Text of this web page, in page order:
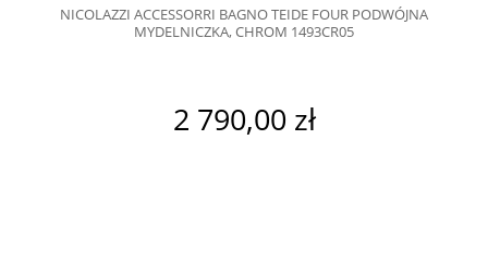
NICOLAZZI ACCESSORRI BAGNO TEIDE FOUR PODWÓJNA
MYDELNICZKA, CHROM 1493CR05
2 790,00 zł